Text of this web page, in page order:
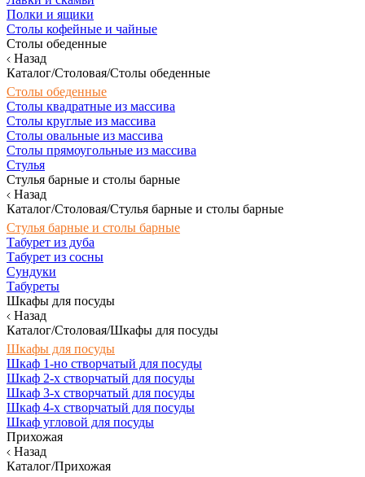
Полки и ящики
Столы кофейные и чайные
Столы обеденные
Назад
Каталог/Столовая/Столы обеденные
Столы обеденные
Столы квадратные из массива
Столы круглые из массива
Столы овальные из массива
Столы прямоугольные из массива
Стулья
Стулья барные и столы барные
Назад
Каталог/Столовая/Стулья барные и столы барные
Стулья барные и столы барные
Табурет из дуба
Табурет из сосны
Сундуки
Табуреты
Шкафы для посуды
Назад
Каталог/Столовая/Шкафы для посуды
Шкафы для посуды
Шкаф 1-но створчатый для посуды
Шкаф 2-х створчатый для посуды
Шкаф 3-х створчатый для посуды
Шкаф 4-х створчатый для посуды
Шкаф угловой для посуды
Прихожая
Назад
Каталог/Прихожая